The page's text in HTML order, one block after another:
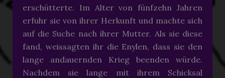
erschütterte. Im Alter von fünfzehn Jahren
erfuhr sie von ihrer Herkunft und machte sich
auf die Suche nach ihrer Mutter. Als sie diese
fand, weissagten ihr die Enylen, dass sie den
lange andauernden Krieg beenden würde.
Nachdem sie lange mit ihrem Schicksal